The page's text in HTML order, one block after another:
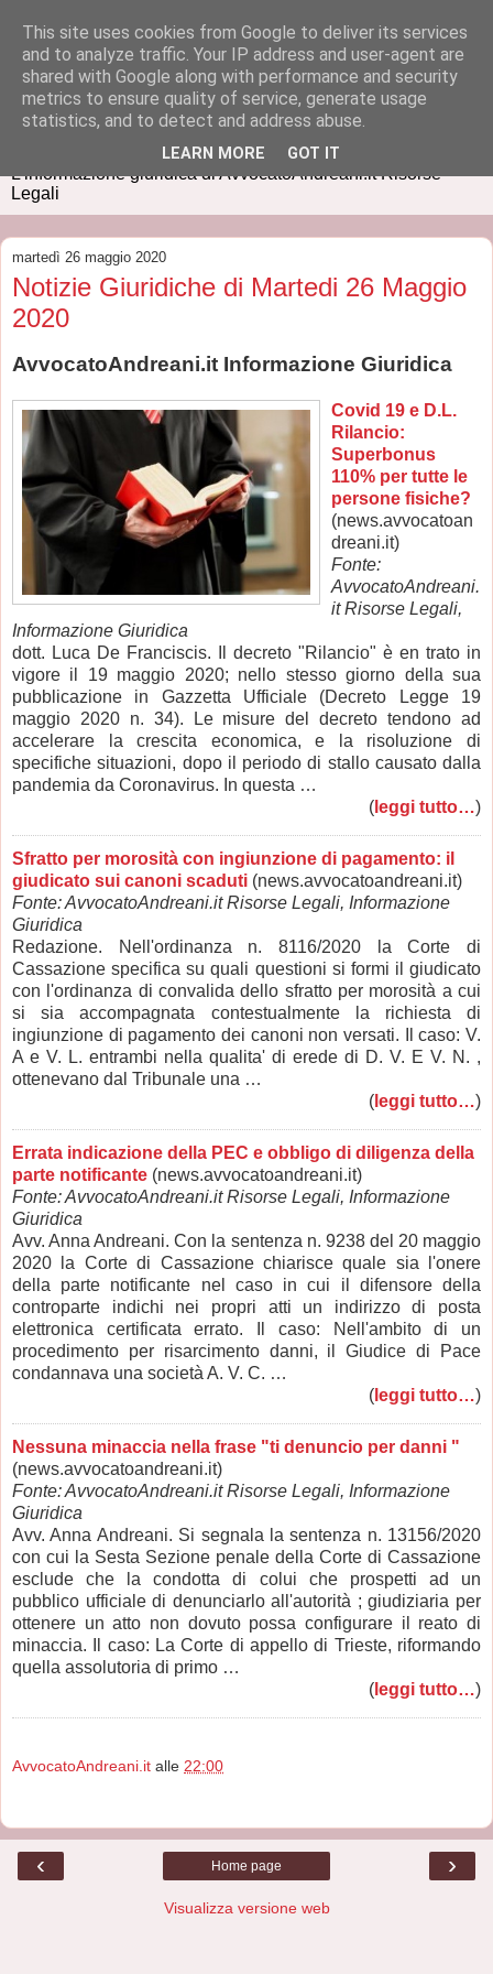
IUSPRESS
L'informazione giuridica di AvvocatoAndreani.it Risorse
Legali
martedì 26 maggio 2020
Notizie Giuridiche di Martedi 26 Maggio
2020
AvvocatoAndreani.it Informazione Giuridica
Covid 19 e D.L.
Rilancio:
Superbonus
110% per tutte le
persone fisiche?
(news.avvocatoan
dreani.it)
Fonte:
AvvocatoAndreani.
it Risorse Legali,
Informazione Giuridica
dott. Luca De Franciscis. Il decreto "Rilancio" è en trato in
vigore il 19 maggio 2020; nello stesso giorno della sua
pubblicazione in Gazzetta Ufficiale (Decreto Legge 19
maggio 2020 n. 34). Le misure del decreto tendono ad
accelerare la crescita economica, e la risoluzione di
specifiche situazioni, dopo il periodo di stallo causato dalla
pandemia da Coronavirus. In questa …
( leggi tutto…)
Sfratto per morosità con ingiunzione di pagamento: il
giudicato sui canoni scaduti (news.avvocatoandreani.it)
Fonte: AvvocatoAndreani.it Risorse Legali, Informazione
Giuridica
Redazione. Nell'ordinanza n. 8116/2020 la Corte di
Cassazione specifica su quali questioni si formi il giudicato
con l'ordinanza di convalida dello sfratto per morosità a cui
si sia accompagnata contestualmente la richiesta di
ingiunzione di pagamento dei canoni non versati. Il caso: V.
A e V. L. entrambi nella qualita' di erede di D. V. E V. N. ,
ottenevano dal Tribunale una …
( leggi tutto…)
Errata indicazione della PEC e obbligo di diligenza della
parte notificante (news.avvocatoandreani.it)
Fonte: AvvocatoAndreani.it Risorse Legali, Informazione
Giuridica
Avv. Anna Andreani. Con la sentenza n. 9238 del 20 maggio
2020 la Corte di Cassazione chiarisce quale sia l'onere
della parte notificante nel caso in cui il difensore della
controparte indichi nei propri atti un indirizzo di posta
elettronica certificata errato. Il caso: Nell'ambito di un
procedimento per risarcimento danni, il Giudice di Pace
condannava una società A. V. C. …
( leggi tutto…)
Nessuna minaccia nella frase "ti denuncio per danni "
(news.avvocatoandreani.it)
Fonte: AvvocatoAndreani.it Risorse Legali, Informazione
Giuridica
Avv. Anna Andreani. Si segnala la sentenza n. 13156/2020
con cui la Sesta Sezione penale della Corte di Cassazione
esclude che la condotta di colui che prospetti ad un
pubblico ufficiale di denunciarlo all'autorità ; giudiziaria per
ottenere un atto non dovuto possa configurare il reato di
minaccia. Il caso: La Corte di appello di Trieste, riformando
quella assolutoria di primo …
( leggi tutto…)
AvvocatoAndreani.it alle 22:00
‹ ›
Home page
Visualizza versione web
This site uses cookies from Google to deliver its services
and to analyze traffic. Your IP address and user-agent are
shared with Google along with performance and security
metrics to ensure quality of service, generate usage
statistics, and to detect and address abuse.
LEARN MORE GOT IT